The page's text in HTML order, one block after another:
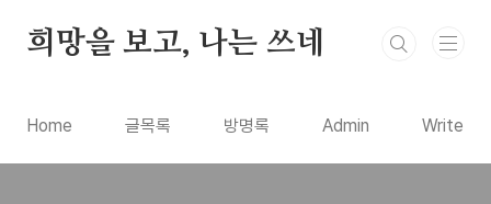
희망을 보고, 나는 쓰네
Home 글목록 방명록 Admin Write